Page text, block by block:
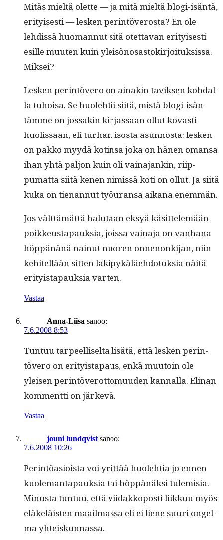
Mitäs mieltä olette — ja mitä mieltä blo­gi-isän­tä,
eri­tyis­es­ti — lesken per­in­töveros­ta? En ole
lehdis­sä huo­man­nut sitä otet­ta­van eri­tyis­es­ti
esille muuten kuin yleisönosas­tokir­joituk­sis­sa.
Miksei?
Lesken per­in­tövero on ainakin taviksen kohdal­
la tuhoisa. Se huole­htii siitä, mis­tä blo­gi-isän­
tämme on jos­sakin kir­jas­saan ollut kovasti
huolis­saan, eli turhan isos­ta asun­nos­ta: lesken
on pakko myy­dä kotin­sa joka on hänen omansa
ihan yhtä paljon kuin oli vaina­jankin, riip­
pumat­ta siitä kenen nimis­sä koti on ollut. Ja siitä
kuka on tien­an­nut työu­ransa aikana enemmän.
Jos vält­tämät­tä halu­taan eksyä käsit­telemään
poikkeustapauk­sia, jois­sa vaina­ja on van­hana
höp­pänänä nain­ut nuoren onnenonki­jan, niin
kehitel­lään sit­ten lakipykäläe­hdo­tuk­sia näitä
eri­ty­istapauk­sia varten.
Vastaa
Anna-Liisa sanoo:
7.6.2008 8:53
Tun­tuu tarpeel­liselta lisätä, että lesken per­in­
tövero on eri­ty­istapaus, enkä muu­toin ole
yleisen per­in­töverot­to­muu­den kan­nal­la. Eli­nan
kom­ment­ti on järkevä.
Vastaa
jouni lundqvist sanoo:
7.6.2008 10:26
Per­in­töa­sioista voi yrit­tää huole­htia jo ennen
kuole­man­ta­pauk­sia tai höp­pänäk­si tulemisia.
Minus­ta tun­tuu, että viidakko­posti liikkuu myös
eläkeläis­ten maail­mas­sa eli ei liene suuri ongel­
ma yhteiskunnassa.